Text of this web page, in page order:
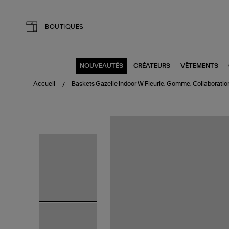
BOUTIQUES
NOUVEAUTÉS CRÉATEURS VÊTEMENTS
Accueil Baskets Gazelle Indoor W Fleurie, Gomme,